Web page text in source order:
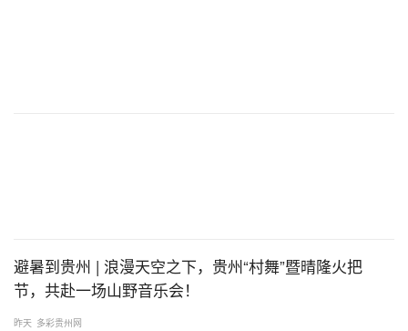
避暑到贵州 | 浪漫天空之下，贵州“村舞”暨晴隆火把
节，共赴一场山野音乐会！
昨天 多彩贵州网